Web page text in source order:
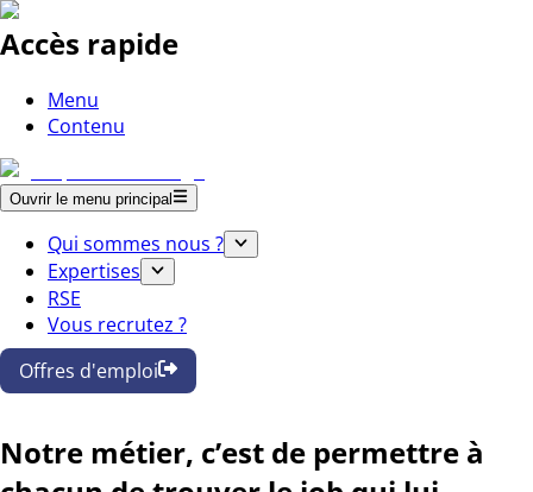
Accès rapide
Menu
Contenu
Ouvrir le menu principal
Qui sommes nous ?
Expertises
RSE
Vous recrutez ?
Offres d'emploi
Notre métier, c’est de permettre à